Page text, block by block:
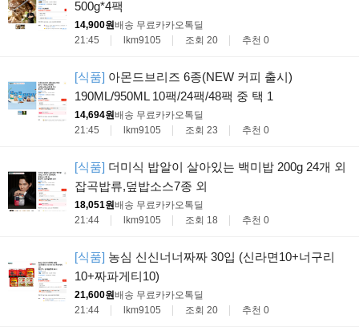
500g*4팩
14,900원배송 무료 카카오톡딜
21:45
lkm9105 조회 20 추천 0
[식품] 아몬드브리즈 6종(NEW 커피 출시)
190ML/950ML 10팩/24팩/48팩 중 택 1
14,694원배송 무료 카카오톡딜
21:45
lkm9105 조회 23 추천 0
[식품] 더미식 밥알이 살아있는 백미밥 200g 24개 외
잡곡밥류,덮밥소스7종 외
18,051원배송 무료 카카오톡딜
21:44
lkm9105 조회 18 추천 0
[식품] 농심 신신너너짜짜 30입 (신라면10+너구리
10+짜파게티10)
21,600원배송 무료 카카오톡딜
21:44
lkm9105 조회 20 추천 0